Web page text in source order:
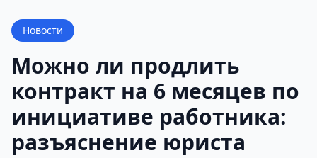
Новости
Можно ли продлить
контракт на 6 месяцев по
инициативе работника:
разъяснение юриста